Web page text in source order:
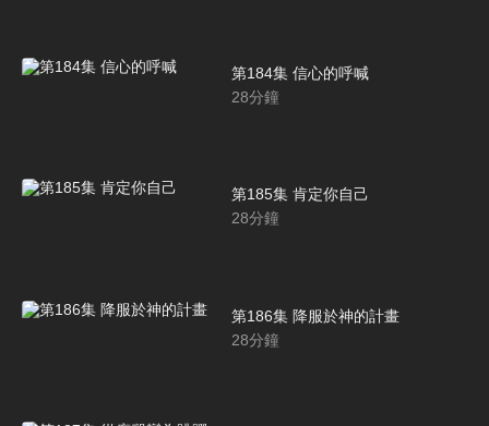
第184集 信心的呼喊
28分鐘
第185集 肯定你自己
28分鐘
第186集 降服於神的計畫
28分鐘